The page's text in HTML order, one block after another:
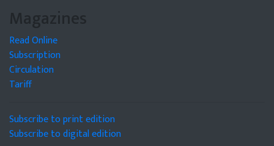
Magazines
Read Online
Subscription
Circulation
Tariff
Subscribe to print edition
Subscribe to digital edition